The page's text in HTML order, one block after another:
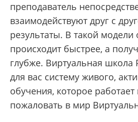
преподаватель
взаимодействуют друг с
результаты. В такой модели
происходит быстрее, а
глубже. Виртуальная школа
для вас систему живого,
обучения, которое
пожаловать в мир